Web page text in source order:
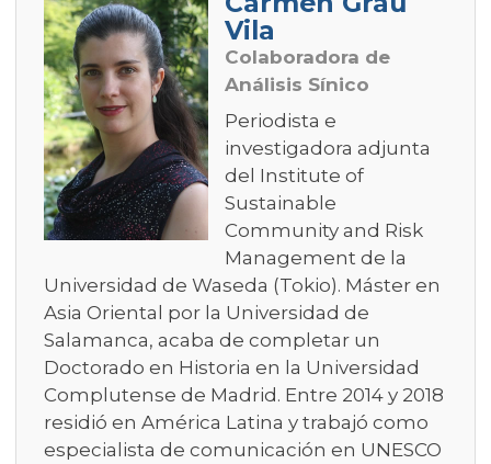
Vila
Colaboradora de
Análisis Sínico
Periodista e
investigadora adjunta
del Institute of
Sustainable
Community and Risk
Management de la
Universidad de Waseda (Tokio). Máster en
Asia Oriental por la Universidad de
Salamanca, acaba de completar un
Doctorado en Historia en la Universidad
Complutense de Madrid. Entre 2014 y 2018
residió en América Latina y trabajó como
especialista de comunicación en UNESCO